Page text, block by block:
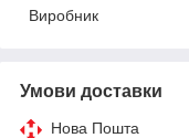
Виробник
Умови доставки
Нова Пошта